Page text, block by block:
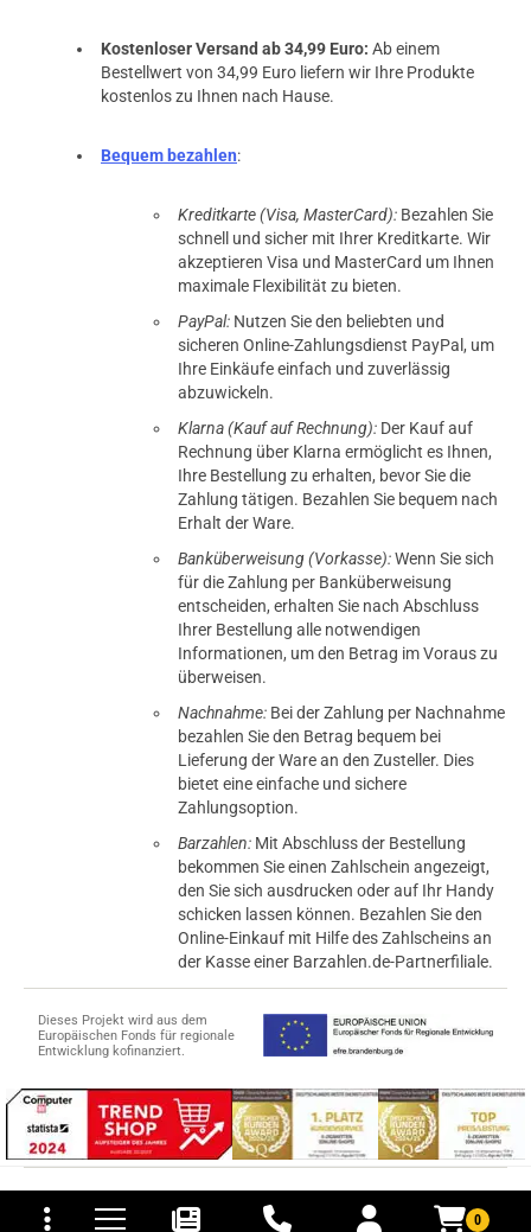
0
und Versandkosten
Kostenloser Versand ab 34,99 Euro: Ab einem
Bestellwert von 34,99 Euro liefern wir Ihre Produkte
kostenlos zu Ihnen nach Hause.
Bequem bezahlen:
Kreditkarte (Visa, MasterCard): Bezahlen Sie
schnell und sicher mit Ihrer Kreditkarte. Wir
akzeptieren Visa und MasterCard um Ihnen
maximale Flexibilität zu bieten.
PayPal: Nutzen Sie den beliebten und
sicheren Online-Zahlungsdienst PayPal, um
Ihre Einkäufe einfach und zuverlässig
abzuwickeln.
Klarna (Kauf auf Rechnung): Der Kauf auf
Rechnung über Klarna ermöglicht es Ihnen,
Ihre Bestellung zu erhalten, bevor Sie die
Zahlung tätigen. Bezahlen Sie bequem nach
Erhalt der Ware.
Banküberweisung (Vorkasse):Wenn Sie sich
für die Zahlung per Banküberweisung
entscheiden, erhalten Sie nach Abschluss
Ihrer Bestellung alle notwendigen
Informationen, um den Betrag im Voraus zu
überweisen.
Nachnahme: Bei der Zahlung per Nachnahme
bezahlen Sie den Betrag bequem bei
Lieferung der Ware an den Zusteller. Dies
bietet eine einfache und sichere
Zahlungsoption.
Barzahlen: Mit Abschluss der Bestellung
bekommen Sie einen Zahlschein angezeigt,
den Sie sich ausdrucken oder auf Ihr Handy
schicken lassen können. Bezahlen Sie den
Online-Einkauf mit Hilfe des Zahlscheins an
der Kasse einer Barzahlen.de-Partnerfiliale.
Dieses Projekt wird aus dem
Europäischen Fonds für regionale
Entwicklung kofinanziert.
© 2015-2026 PB-ViGoods GmbH
*Preise inkl. Mehrwertsteuer, zzgl.
Versandkosten